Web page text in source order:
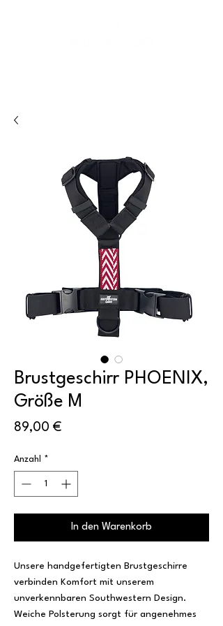
Brustgeschirr PHOENIX,
Größe M
89,00 €
Anzahl *
In den Warenkorb
Unsere handgefertigten Brustgeschirre
verbinden Komfort mit unserem
unverkennbaren Southwestern Design.
Weiche Polsterung sorgt für angenehmes